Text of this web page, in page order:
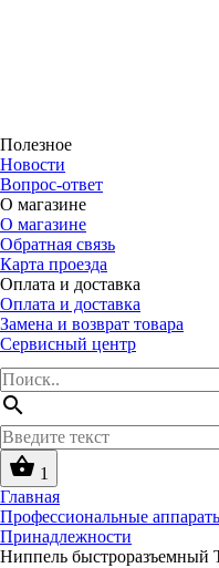
Полезное
Новости
Вопрос-ответ
О магазине
О магазине
Обратная связь
Карта проезда
Оплата и доставка
Оплата и доставка
Замена и возврат товара
Сервисный центр
search
shopping_basket 1
Главная
Профессиональные
Принадлежности
Ниппель быстроразъемный